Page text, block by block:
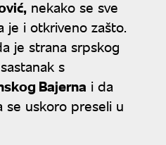
nekako se sve
je i otkriveno zašto.
je strana srpskog
s
Bajerna i da
se uskoro preseli u